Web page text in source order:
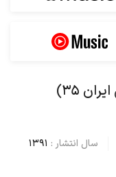
۳۵)
سال انتشار : 1391